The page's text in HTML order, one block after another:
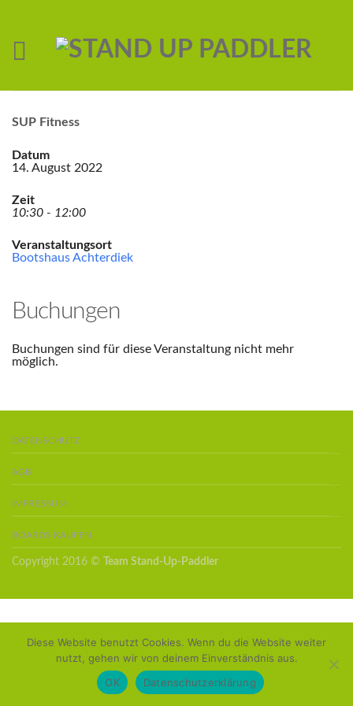
SUP Fitness
Datum
14. August 2022
Zeit
10:30 - 12:00
Veranstaltungsort
Bootshaus Achterdiek
Buchungen
Buchungen sind für diese Veranstaltung nicht mehr
möglich.
DATENSCHUTZ
AGB
IMPRESSUM
BOARDS KAUFEN
Copyright 2016 © Team Stand-Up-Paddler
Diese Website benutzt Cookies. Wenn du die Website weiter
nutzt, gehen wir von deinem Einverständnis aus.
OK
Datenschutzerklärung